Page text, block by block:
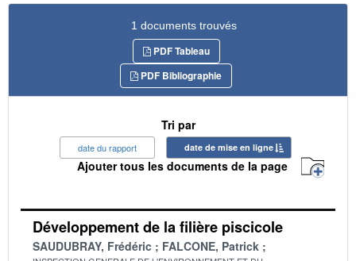
1 documents trouvés
PDF Tableau
PDF Bibliographie
Tri par
date du rapport date de mise en ligne
Ajouter tous les documents de la page
Développement de la filière piscicole
SAUDUBRAY, Frédéric FALCONE, Patrick